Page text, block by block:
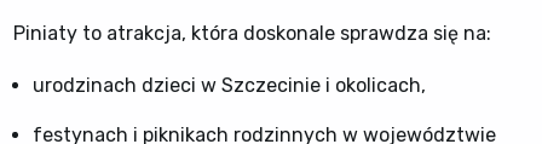
Piniaty to atrakcja, która doskonale sprawdza się na:
urodzinach dzieci w Szczecinie i okolicach,
festynach i piknikach rodzinnych w województwie